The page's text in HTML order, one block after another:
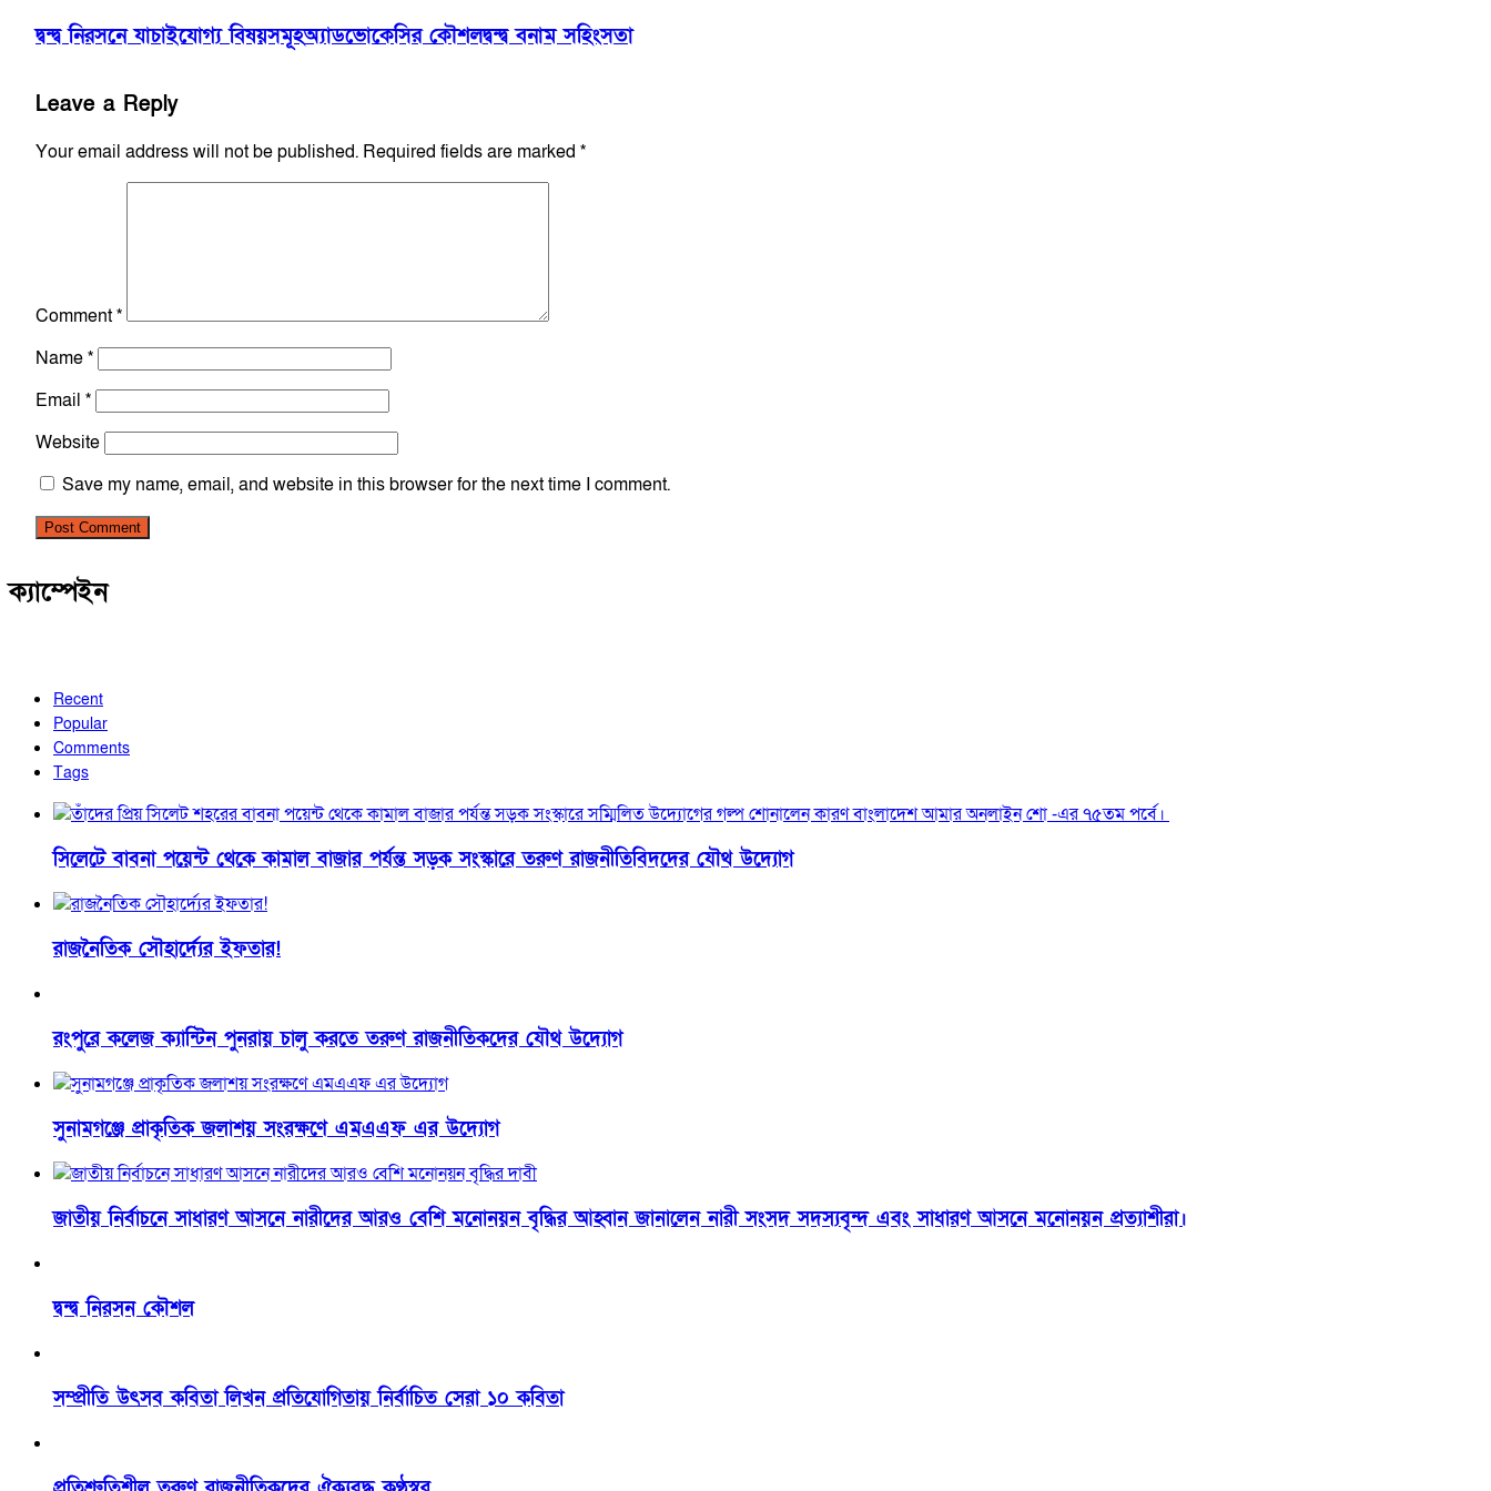
দ্বন্দ্ব নিরসনে যাচাইযোগ্য বিষয়সমূহঅ্যাডভোকেসির কৌশলদ্বন্দ্ব বনাম সহিংসতা
Leave a Reply
Your email address will not be published. Required fields are marked *
Comment*
Name*
Email *
Website
Save my name, email, and website in this browser for the next time I comment.
ক্যাম্পেইন
Recent
Popular
Comments
Tags
সিলেটে বাবনা পয়েন্ট থেকে কামাল বাজার পর্যন্ত সড়ক সংস্কারে তরুণ রাজনীতিবিদদের যৌথ উদ্যোগ
রাজনৈতিক সৌহার্দ্যের ইফতার!
রংপুরে কলেজ ক্যান্টিন পুনরায় চালু করতে তরুণ রাজনীতিকদের যৌথ উদ্যোগ
সুনামগঞ্জে প্রাকৃতিক জলাশয় সংরক্ষণে এমএএফ এর উদ্যোগ
জাতীয় নির্বাচনে সাধারণ আসনে নারীদের আরও বেশি মনোনয়ন বৃদ্ধির আহ্বান জানালেন নারী সংসদ সদস্যবৃন্দ এবং সাধারণ আসনে মনোনয়ন প্রত্যাশীরা।
দ্বন্দ্ব নিরসন কৌশল
সম্প্রীতি উৎসব কবিতা লিখন প্রতিযোগিতায় নির্বাচিত সেরা ১০ কবিতা